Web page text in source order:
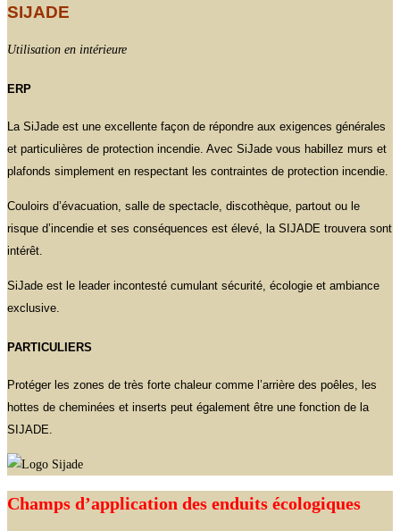
SIJADE
Utilisation en intérieure
ERP
La SiJade est une excellente façon de répondre aux exigences générales
et particulières de protection incendie. Avec SiJade vous habillez murs et
plafonds simplement en respectant les contraintes de protection incendie.
Couloirs d’évacuation, salle de spectacle, discothèque, partout ou le
risque d’incendie et ses conséquences est élevé, la SIJADE trouvera sont
intérêt.
SiJade est le leader incontesté cumulant sécurité, écologie et ambiance
exclusive.
PARTICULIERS
Protéger les zones de très forte chaleur comme l’arrière des poêles, les
hottes de cheminées et inserts peut également être une fonction de la
SIJADE.
Champs d’application des enduits écologiques